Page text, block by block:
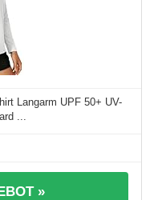
Langarm UPF 50+ UV-
...
»